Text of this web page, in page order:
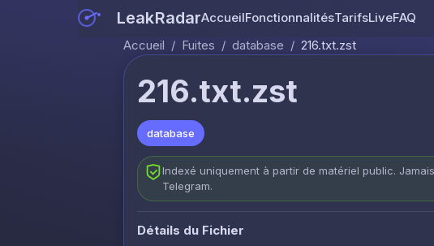
LeakRadarAccueilFonctionnalitésTarifsLiveFAQ
Accueil / Fuites / database / 216.txt.zst
216.txt.zst
database
Indexé uniquement à partir de matériel public.
Telegram.
Détails du Fichier